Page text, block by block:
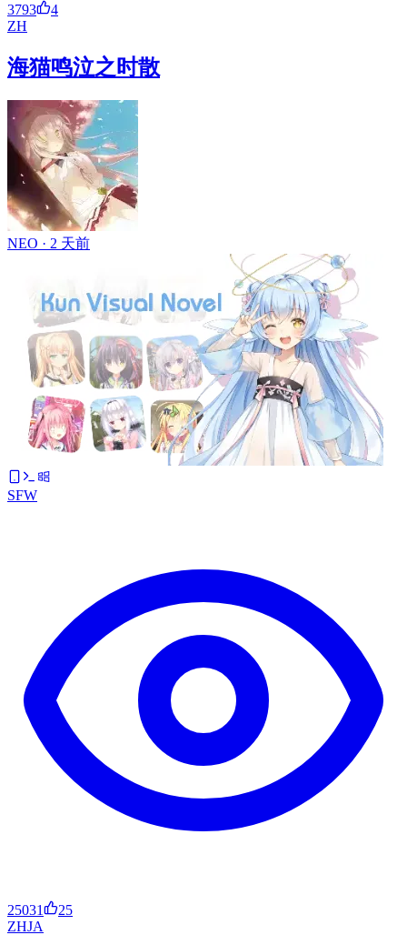
3793
4
ZH
海猫鸣泣之时散
NEO · 2 天前
SFW
25031
25
ZHJA